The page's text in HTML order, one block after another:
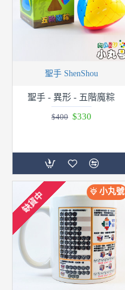
聖手 ShenShou
聖手 - 異形 - 五階魔粽
$330
$400
小丸號
缺貨中